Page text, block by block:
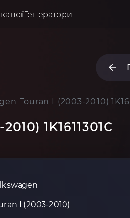
Генератори
Touran I (2003-2010)
1K1611301C
I (2003-2010)